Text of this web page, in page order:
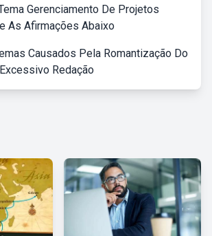
Gerenciamento De Projetos
As Afirmações Abaixo
Causados Pela Romantização Do
Redação